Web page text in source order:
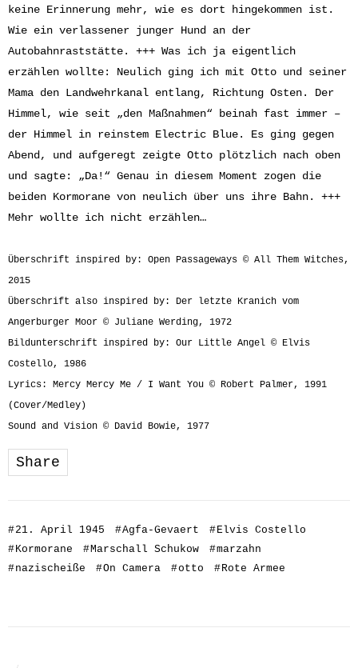
keine Erinnerung mehr, wie es dort hingekommen ist.
Wie ein verlassener junger Hund an der
Autobahnraststätte. +++ Was ich ja eigentlich
erzählen wollte: Neulich ging ich mit Otto und seiner
Mama den Landwehrkanal entlang, Richtung Osten. Der
Himmel, wie seit „den Maßnahmen“ beinah fast immer –
der Himmel in reinstem Electric Blue. Es ging gegen
Abend, und aufgeregt zeigte Otto plötzlich nach oben
und sagte: „Da!“ Genau in diesem Moment zogen die
beiden Kormorane von neulich über uns ihre Bahn. +++
Mehr wollte ich nicht erzählen…
Überschrift inspired by: Open Passageways © All Them Witches,
2015
Überschrift also inspired by: Der letzte Kranich vom
Angerburger Moor © Juliane Werding, 1972
Bildunterschrift inspired by: Our Little Angel © Elvis
Costello, 1986
Lyrics: Mercy Mercy Me / I Want You © Robert Palmer, 1991
(Cover/Medley)
Sound and Vision © David Bowie, 1977
Share
#21. April 1945 #Agfa-Gevaert # Elvis Costello
# Kormorane #Marschall Schukow #marzahn
#nazischeiße #On Camera #otto # Rote Armee